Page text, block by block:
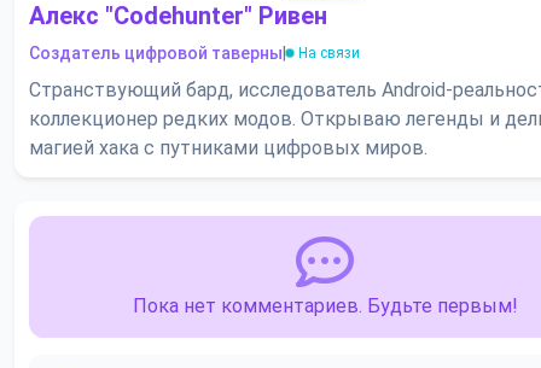
Алекс "Codehunter" Ривен
Создатель цифровой таверны| На связи
Странствующий бард, исследователь Android-
коллекционер редких модов. Открываю легенды и
магией хака с путниками цифровых миров.
Пока нет комментариев. Будьте первым!